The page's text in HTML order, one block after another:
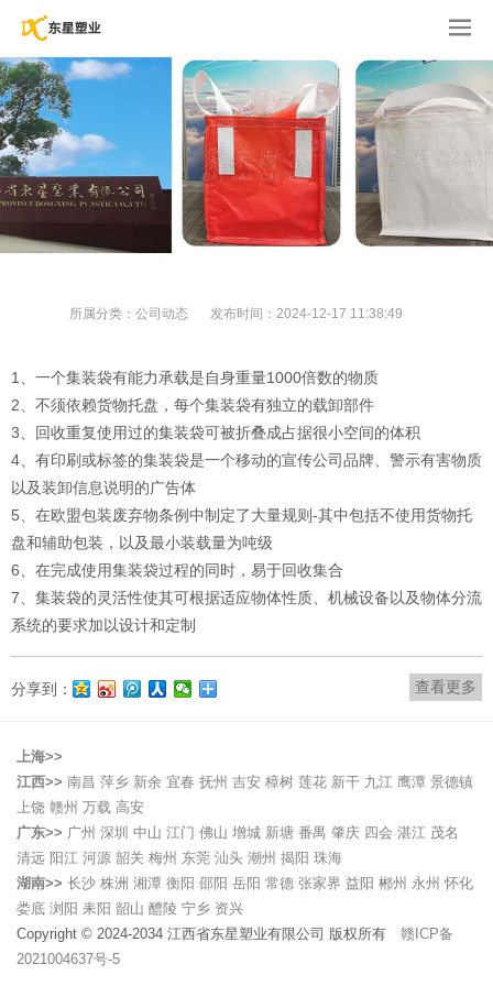
所属分类： 公司动态 发布时间： 2024-12-17 11:38:49
1、一个集装袋有能力承载是自身重量1000倍数的物质
2、不须依赖货物托盘，每个集装袋有独立的载卸部件
3、回收重复使用过的集装袋可被折叠成占据很小空间的体积
4、有印刷或标签的集装袋是一个移动的宣传公司品牌、警示有害物质
以及装卸信息说明的广告体
5、在欧盟包装废弃物条例中制定了大量规则-其中包括不使用货物托
盘和辅助包装，以及最小装载量为吨级
6、在完成使用集装袋过程的同时，易于回收集合
7、集装袋的灵活性使其可根据适应物体性质、机械设备以及物体分流
系统的要求加以设计和定制
查看更多
分享到：
上海>>
江西>> 南昌 萍乡 新余 宜春 抚州 吉安 樟树 莲花 新干 九江 鹰潭 景德镇
上饶 赣州 万载 高安
广东>> 广州 深圳 中山 江门 佛山 增城 新塘 番禺 肇庆 四会 湛江 茂名
清远 阳江 河源 韶关 梅州 东莞 汕头 潮州 揭阳 珠海
湖南>> 长沙 株洲 湘潭 衡阳 邵阳 岳阳 常德 张家界 益阳 郴州 永州 怀化
娄底 浏阳 耒阳 韶山 醴陵 宁乡 资兴
Copyright © 2024-2034 江西省东星塑业有限公司 版权所有 赣ICP备
2021004637号-5